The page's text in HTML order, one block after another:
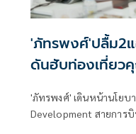
'ภัทรพงศ์'ปลื้ม2แ
ดันฮับท่องเที่ยว
'ภัทรพงศ์' เดินหน้านโยบ
Development สายการ